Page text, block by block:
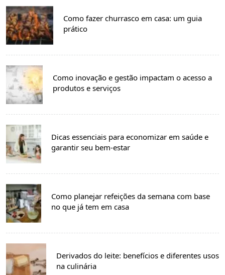
Como fazer churrasco em casa: um guia
prático
Como inovação e gestão impactam o acesso a
produtos e serviços
Dicas essenciais para economizar em saúde e
garantir seu bem-estar
Como planejar refeições da semana com base
no que já tem em casa
Derivados do leite: benefícios e diferentes usos
na culinária